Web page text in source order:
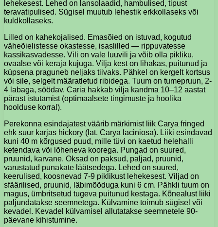
lehekesest. Lehed on lansolaadid, hambulised, tipust
teravatipulised. Sügisel muutub lehestik erkkollaseks või
kuldkollaseks.
Lilled on kahekojalised. Emasõied on istuvad, kogutud
väheõielistesse okastesse, isaslilled — rippuvatesse
kassikasvadesse. Vili on vale luuvili ja võib olla pikliku,
ovaalse või keraja kujuga. Vilja kest on lihakas, puitunud ja
küpsena praguneb neljaks tiivaks. Pähkel on kergelt kortsus
või sile, selgelt määratletud ribidega. Tuum on tumepruun, 2-
4 labaga, söödav. Caria hakkab vilja kandma 10–12 aastat
pärast istutamist (optimaalsete tingimuste ja hoolika
hoolduse korral).
Perekonna esindajatest väärib märkimist liik Carya fringed
ehk suur karjas hickory (lat. Carya laciniosa). Liiki esindavad
kuni 40 m kõrgused puud, mille tüvi on kaetud helehalli
ketendava või lõheneva koorega. Pungad on suured,
pruunid, karvane. Oksad on paksud, paljad, pruunid,
varustatud punakate läätsedega. Lehed on suured,
keerulised, koosnevad 7-9 piklikust lehekesest. Viljad on
sfäärilised, pruunid, läbimõõduga kuni 6 cm. Pähkli tuum on
magus, ümbritsetud tugeva puitunud kestaga. Kõnealust liiki
paljundatakse seemnetega. Külvamine toimub sügisel või
kevadel. Kevadel külvamisel allutatakse seemnetele 90-
päevane kihistumine.